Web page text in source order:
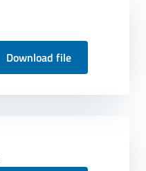
Download file